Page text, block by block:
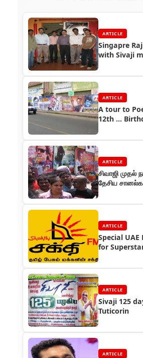
ARTICLE
Singapre
with Sivaji
ARTICLE
A tour to
12th ...
ARTICLE
சிவாஜி
தேசிய
ARTICLE
Special
for
ARTICLE
Sivaji 125
Tuticorin
ARTICLE